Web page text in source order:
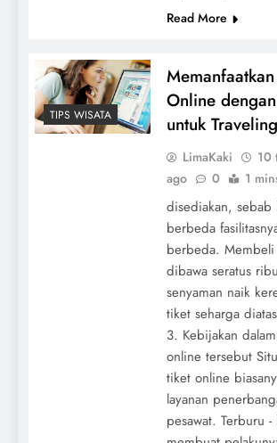
Read More
TIPS WISATA
Online
untuk Traveling
LimaKaki
10
ago
0 1
disediakan, sebab
berbeda
berbeda.
dibawa seratus
senyaman naik
tiket seharga
3. Kebijakan
online tersebut
tiket online
layanan
pesawat. Terburu